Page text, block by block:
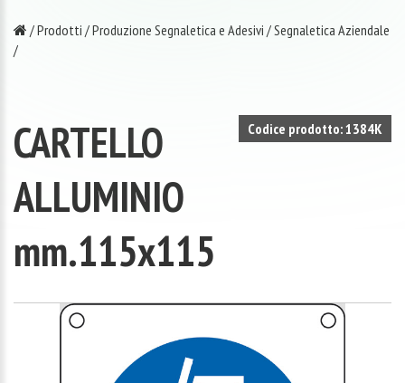
/Prodotti /Produzione Segnaletica e Adesivi /Segnaletica Aziendale
/
Codice prodotto: 1384K
CARTELLO
ALLUMINIO
mm.115x115